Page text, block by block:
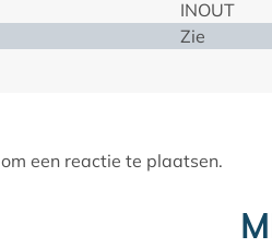
INOUT
Zie
om een reactie te plaatsen.